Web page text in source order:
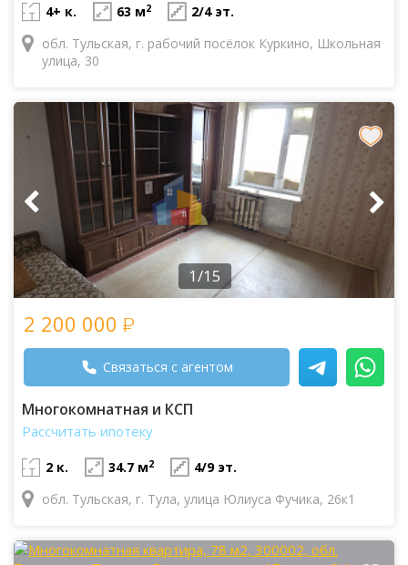
4+ к. 63 м2
2/4 эт.
обл. Тульская, г. рабочий посёлок Куркино, Школьная
улица, 30
1/15
2 200 000
Связаться с агентом
Многокомнатная и КСП
Рассчитать ипотеку
2 к. 34.7 м2
4/9 эт.
обл. Тульская, г. Тула, улица Юлиуса Фучика, 26к1